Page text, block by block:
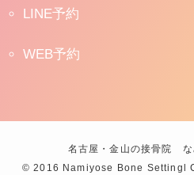
LINE予約
WEB予約
名古屋・金山の接骨院
© 2016 Namiyose Bone Settingl